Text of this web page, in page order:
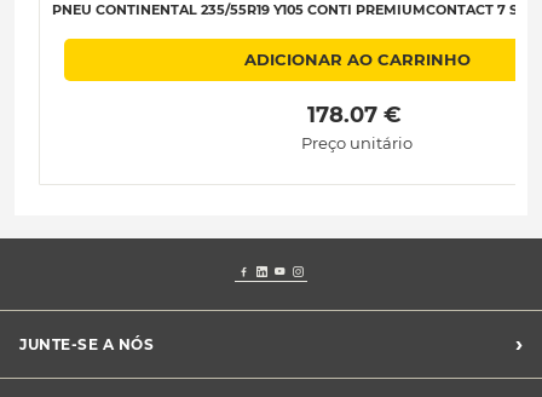
PNEU CONTINENTAL 235/55R19 Y105 CONTI PREMIUMCONTACT 7 SSR
ADICIONAR AO CARRINHO
178.07 €
Preço unitário
JUNTE-SE A NÓS ›